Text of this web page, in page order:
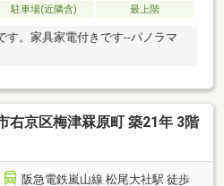
駐車場(近隣含) 最上階
す。家具家電付きです--パノラマ
右京区梅津罧原町 築21年 3階
阪急電鉄嵐山線 松尾大社駅 徒歩